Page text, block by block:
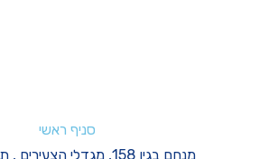
סניף ראשי
מנחם בגין 158, מגדלי הצעירים , תל אביב-יפו